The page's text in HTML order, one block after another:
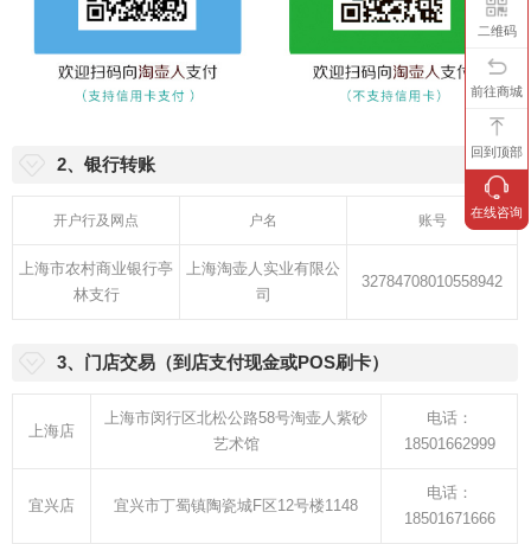
2、银行转账
开户行及网点 户名 账号
上海市农村商业银行亭
林支行
上海淘壶人实业有限公
司
32784708010558942
3、门店交易（到店支付现金或POS刷卡）
上海店
上海市闵行区北松公路58号淘壶人紫砂
艺术馆
电话：
18501662999
宜兴店 宜兴市丁蜀镇陶瓷城F区12号楼1148
电话：
18501671666
二维码
前往商城
回到顶部
在线咨询